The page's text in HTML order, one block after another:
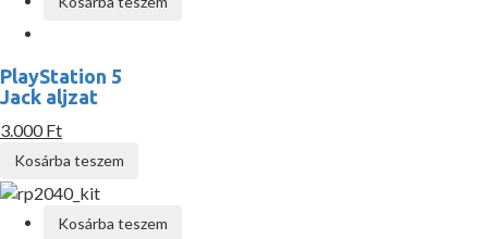
PlayStation 5
Jack aljzat
3.000 Ft
Kosárba teszem
Kosárba teszem